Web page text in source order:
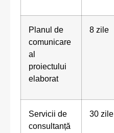
Planul de
comunicare
al
proiectului
elaborat
8 zile
Servicii de
consultanță
30 zile